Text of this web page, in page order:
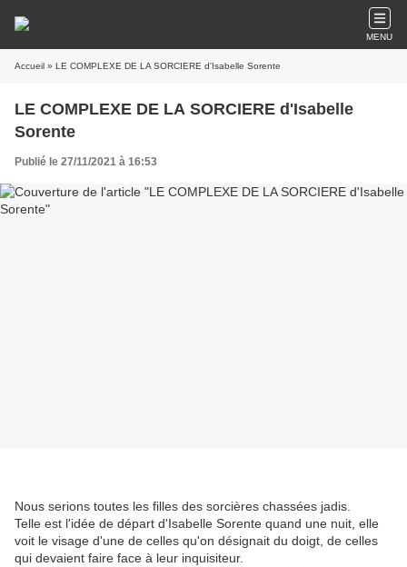
MENU
Accueil » LE COMPLEXE DE LA SORCIERE d'Isabelle Sorente
LE COMPLEXE DE LA SORCIERE d'Isabelle
Sorente
Publié le 27/11/2021 à 16:53
Nous serions toutes les filles des sorcières chassées jadis.
Telle est l'idée de départ d'Isabelle Sorente quand une nuit, elle
voit le visage d'une de celles qu'on désignait du doigt, de celles
qui devaient faire face à leur inquisiteur.